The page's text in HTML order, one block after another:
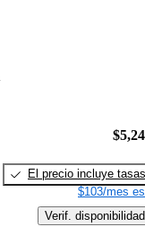
El precio incluye tasas
$103/mes
Verif. disponibilidad